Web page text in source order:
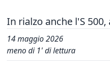
In rialzo anche l'S 500,
14 maggio 2026
meno di 1' di lettura